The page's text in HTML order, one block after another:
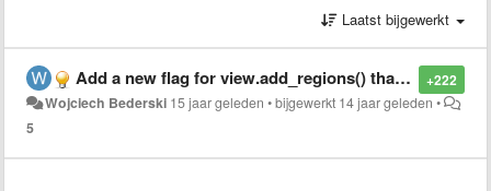
Laatst bijgewerkt
+222
Add a new flag for view.add_regions() that will force it to draw regions as non-rounded rectangles without border
Wojciech Bederski 15 jaar geleden •bijgewerkt 14 jaar geleden •
5